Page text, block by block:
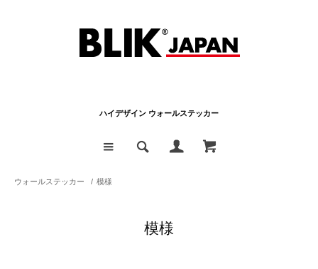
ハイデザイン ウォールステッカー
ウォールステッカー / 模様
模様